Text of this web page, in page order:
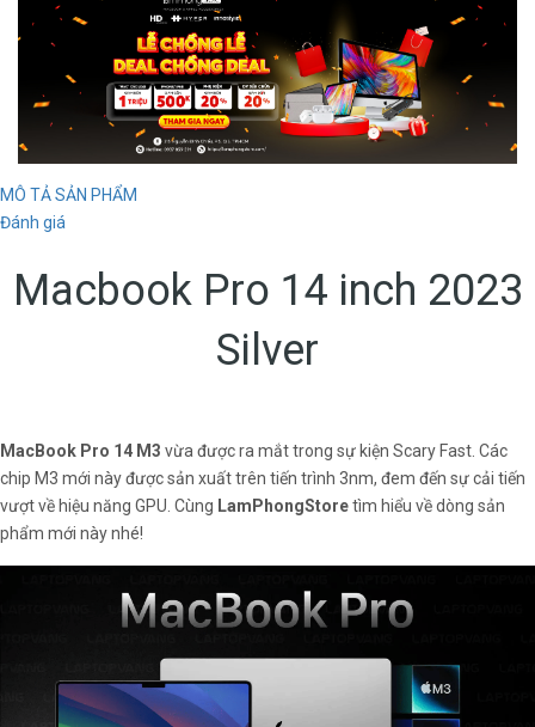
MÔ TẢ SẢN PHẨM
Đánh giá
Macbook Pro 14 inch 2023
Silver
MacBook Pro 14 M3 vừa được ra mắt trong sự kiện Scary Fast. Các
chip M3 mới này được sản xuất trên tiến trình 3nm, đem đến sự cải tiến
vượt về hiệu năng GPU. Cùng LamPhongStoretìm hiểu về dòng sản
phẩm mới này nhé!